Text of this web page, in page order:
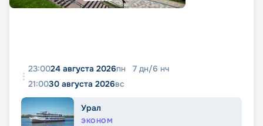
23:0024 августа 2026пн 7 дн/6 нч
21:0030 августа 2026вс
Урал
ЭКОНОМ